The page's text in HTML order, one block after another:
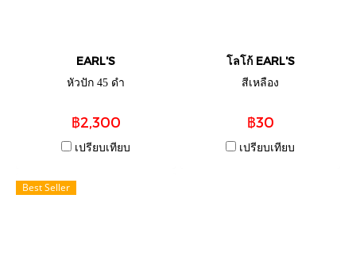
EARL'S
หัวปัก 45 ดำ
฿2,300
เปรียบเทียบ
โลโก้ EARL'S
สีเหลือง
฿30
เปรียบเทียบ
Best Seller